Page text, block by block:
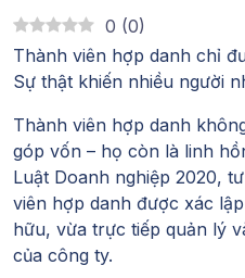
0 (0)
Thành viên hợp danh chỉ
Sự thật khiến nhiều người
Thành viên hợp danh
góp vốn – họ còn là linh
Luật Doanh nghiệp 2020,
viên hợp danh được xác
hữu, vừa trực tiếp quản lý
của công ty.